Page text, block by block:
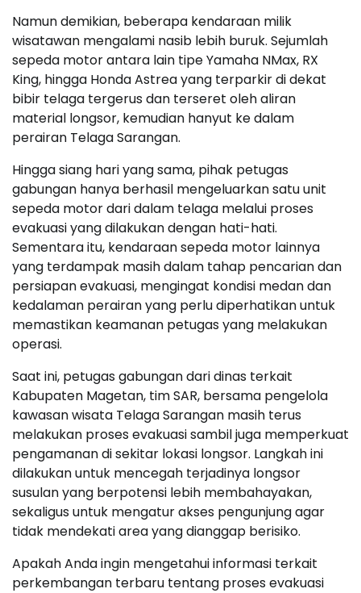
Namun demikian, beberapa kendaraan milik
wisatawan mengalami nasib lebih buruk. Sejumlah
sepeda motor antara lain tipe Yamaha NMax, RX
King, hingga Honda Astrea yang terparkir di dekat
bibir telaga tergerus dan terseret oleh aliran
material longsor, kemudian hanyut ke dalam
perairan Telaga Sarangan.
Hingga siang hari yang sama, pihak petugas
gabungan hanya berhasil mengeluarkan satu unit
sepeda motor dari dalam telaga melalui proses
evakuasi yang dilakukan dengan hati-hati.
Sementara itu, kendaraan sepeda motor lainnya
yang terdampak masih dalam tahap pencarian dan
persiapan evakuasi, mengingat kondisi medan dan
kedalaman perairan yang perlu diperhatikan untuk
memastikan keamanan petugas yang melakukan
operasi.
Saat ini, petugas gabungan dari dinas terkait
Kabupaten Magetan, tim SAR, bersama pengelola
kawasan wisata Telaga Sarangan masih terus
melakukan proses evakuasi sambil juga memperkuat
pengamanan di sekitar lokasi longsor. Langkah ini
dilakukan untuk mencegah terjadinya longsor
susulan yang berpotensi lebih membahayakan,
sekaligus untuk mengatur akses pengunjung agar
tidak mendekati area yang dianggap berisiko.
Apakah Anda ingin mengetahui informasi terkait
perkembangan terbaru tentang proses evakuasi